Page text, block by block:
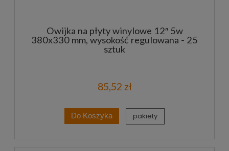
Owijka na płyty winylowe 12″ 5w
380x330 mm, wysokość regulowana - 25
sztuk
85,52 zł
Do Koszyka pakiety